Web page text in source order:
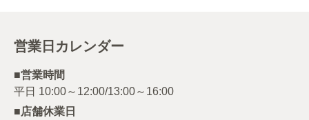
営業日カレンダー
■営業時間
■店舗休業日